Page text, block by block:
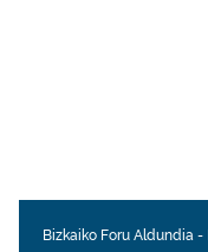
Bizkaiko Foru Aldundia -